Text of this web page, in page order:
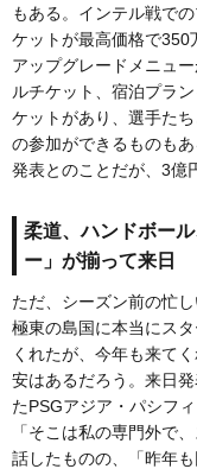
もある。インテル戦で
ケットが最高価格で350
アップグレードメニュ
ルチケット、宿泊プラ
ケットがあり、選手た
の参加ができるものも
発表とのことだが、3億
柔道、ハンドボー
ー」が揃って来日
ただ、シーズン前の忙
極東の島国に本当にス
くれたが、今年も来て
安はあるだろう。来日
たPSGアジア・パシフ
「そこは私の専門外で
話したものの、「昨年